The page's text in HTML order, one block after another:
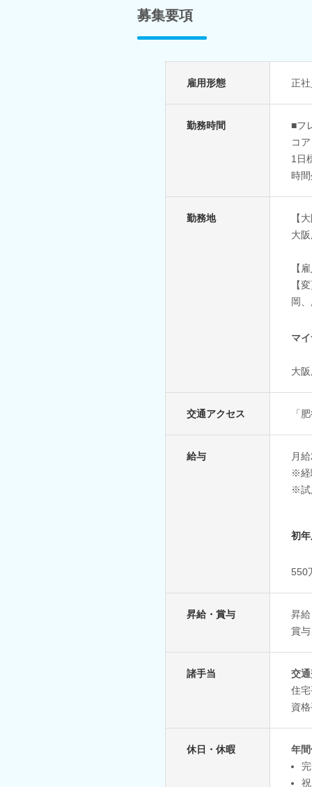
募集要項
雇用形態 正
勤務時間
■フ
コ
1日
時
勤務地
【
大
【
【
岡
マ
大
交通アクセス 「
給与
月
※経
※試
初
550
昇給・賞与
昇
賞
諸手当
交
住
資
休日・休暇
年